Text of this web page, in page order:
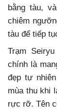
bằng tàu,
chiêm
tàu để tiếp
Trạm
chính là
đẹp tự
mùa thu khi
rực rỡ. Tên